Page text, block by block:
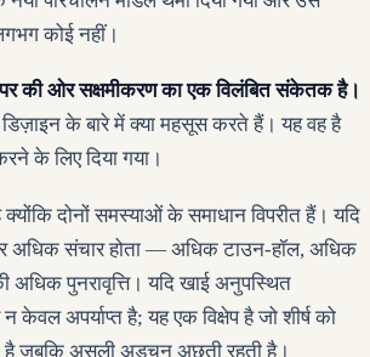
कोई नहीं।
की ओर सक्षमीकरण का एक विलंबित संकेतक है।
डिज़ाइन के बारे में क्या महसूस करते हैं। यह वह है
के लिए दिया गया।
दोनों समस्याओं के समाधान विपरीत हैं। यदि
अधिक संचार होता — अधिक टाउन-हॉल, अधिक
अधिक पुनरावृत्ति। यदि खाई अनुपस्थित
केवल अपर्याप्त है; यह एक विक्षेप है जो शीर्ष को
है जबकि असली अड़चन अछूती रहती है।